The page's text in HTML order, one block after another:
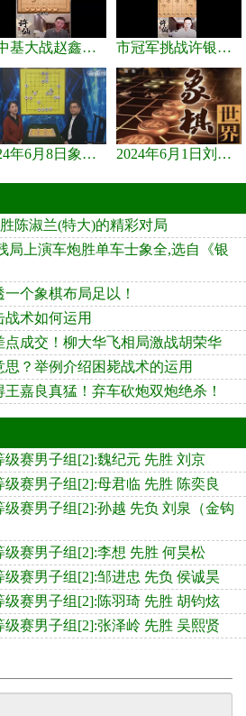
郭中基大战赵鑫鑫，许银川激情讲解 市冠军挑战许银川，急进中兵变化真激烈！
2024年6月8日象棋世界，刘君、蒋川讲解了第九届杨官璘杯全国象棋... 2024年6月1日刘君、蒋川讲解第三届上海杯象棋大师赛谢靖与李少庚...
陈淑兰(特大)的精彩对局
局上演车炮胜单车士象全,选自《银
个象棋布局足以！
术如何运用
点成交！柳大华飞相局激战胡荣华
？举例介绍困毙战术的运用
嘉良真猛！弃车砍炮双炮绝杀！
级赛男子组[2]:魏纪元 先胜 刘京
级赛男子组[2]:母君临 先胜 陈奕良
级赛男子组[2]:孙越 先负 刘泉（金钩
级赛男子组[2]:李想 先胜 何昊松
级赛男子组[2]:邹进忠 先负 侯诚昊
级赛男子组[2]:陈羽琦 先胜 胡钧炫
级赛男子组[2]:张泽岭 先胜 吴熙贤